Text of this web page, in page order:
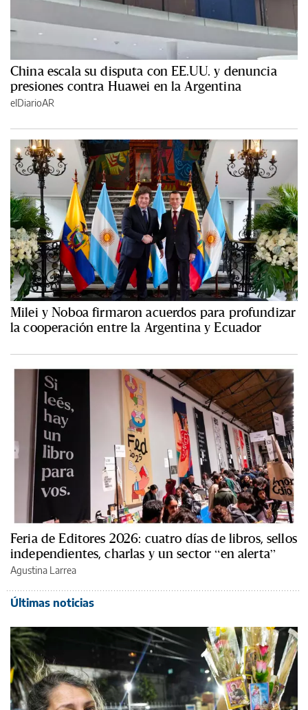
China escala su disputa con EE.UU. y denuncia
presiones contra Huawei en la Argentina
elDiarioAR
Milei y Noboa firmaron acuerdos para profundizar
la cooperación entre la Argentina y Ecuador
Feria de Editores 2026: cuatro días de libros, sellos
independientes, charlas y un sector “en alerta”
Agustina Larrea
Últimas noticias